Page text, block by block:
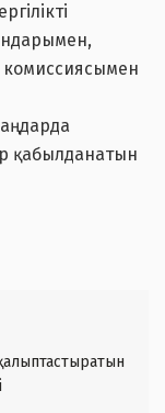
комиссиясымен
қабылданатын